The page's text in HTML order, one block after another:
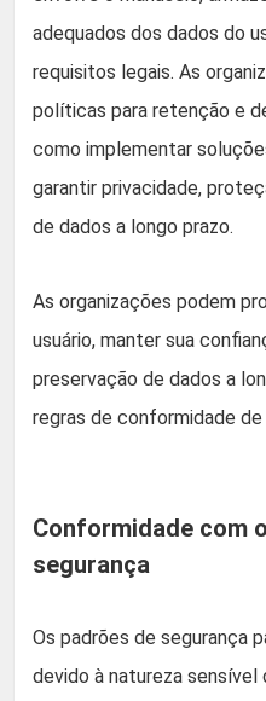
adequados dos dados do
requisitos legais. As
políticas para retenção e
como implementar
garantir privacidade,
de dados a longo prazo.
As organizações podem
usuário, manter sua
preservação de dados a
regras de conformidade
Conformidade com
segurança
Os padrões de segurança
devido à natureza sensível